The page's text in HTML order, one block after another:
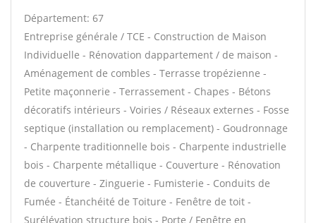
Département: 67
Entreprise générale / TCE - Construction de Maison
Individuelle - Rénovation dappartement / de maison -
Aménagement de combles - Terrasse tropézienne -
Petite maçonnerie - Terrassement - Chapes - Bétons
décoratifs intérieurs - Voiries / Réseaux externes - Fosse
septique (installation ou remplacement) - Goudronnage
- Charpente traditionnelle bois - Charpente industrielle
bois - Charpente métallique - Couverture - Rénovation
de couverture - Zinguerie - Fumisterie - Conduits de
Fumée - Étanchéité de Toiture - Fenêtre de toit -
Surélévation structure bois - Porte / Fenêtre en